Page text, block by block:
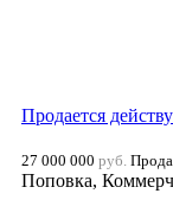
Продается
27 000 000 руб.
Поповка,